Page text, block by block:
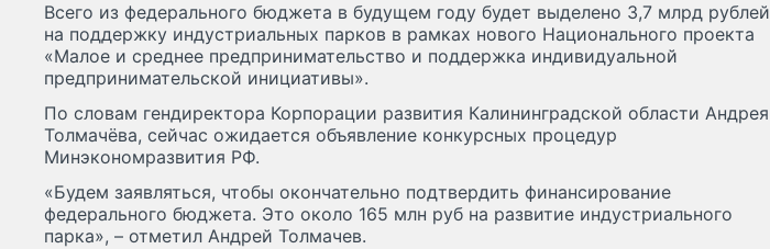
Всего из федерального бюджета в будущем году будет выделено 3,7 млрд рублей
на поддержку индустриальных парков в рамках нового Национального проекта
«Малое и среднее предпринимательство и поддержка индивидуальной
предпринимательской инициативы».
По словам гендиректора Корпорации развития Калининградской области Андрея
Толмачёва, сейчас ожидается объявление конкурсных процедур
Минэкономразвития РФ.
«Будем заявляться, чтобы окончательно подтвердить финансирование
федерального бюджета. Это около 165 млн руб на развитие индустриального
парка», – отметил Андрей Толмачев.